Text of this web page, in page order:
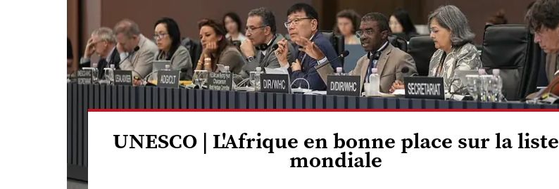
UNESCO | L'Afrique en bonne place sur la liste
mondiale